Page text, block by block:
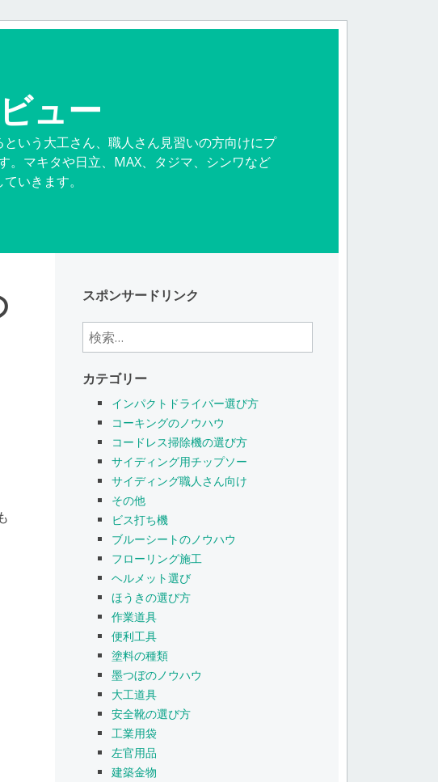
ュー
いう大工さん、職人さん見習いの方向けにプ
。マキタや日立、MAX、タジマ、シンワなど
いきます。
スポンサードリンク
検
索:
カテゴリー
インパクトドライバー選び方
コーキングのノウハウ
コードレス掃除機の選び方
サイディング用チップソー
サイディング職人さん向け
その他
ビス打ち機
ブルーシートのノウハウ
フローリング施工
ヘルメット選び
ほうきの選び方
作業道具
便利工具
塗料の種類
墨つぼのノウハウ
大工道具
安全靴の選び方
工業用袋
左官用品
建築金物